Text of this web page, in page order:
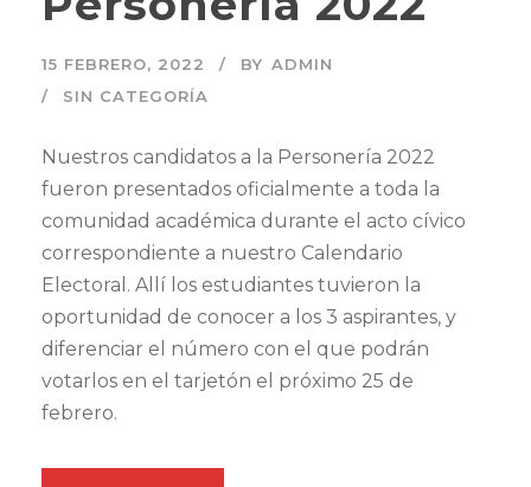
15 FEBRERO, 2022 BY ADMIN
SIN CATEGORÍA
Nuestros candidatos a la Personería 2022
fueron presentados oficialmente a toda la
comunidad académica durante el acto cívico
correspondiente a nuestro Calendario
Electoral. Allí los estudiantes tuvieron la
oportunidad de conocer a los 3 aspirantes, y
diferenciar el número con el que podrán
votarlos en el tarjetón el próximo 25 de
febrero.